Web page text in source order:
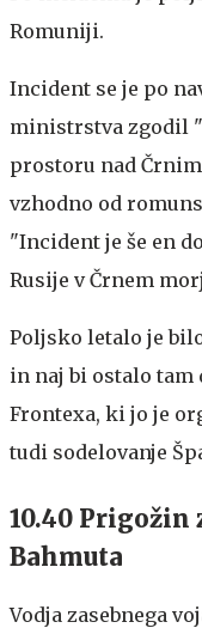
Romuniji.
Incident se je po
ministrstva zgodil
prostoru nad
vzhodno od
"Incident je še en
Rusije v Črnem
Poljsko letalo je
in naj bi ostalo tam
Frontexa, ki jo je
tudi sodelovanje
10.40
Bahmuta
Vodja zasebnega